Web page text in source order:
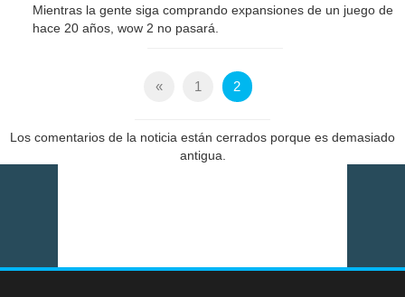
Mientras la gente siga comprando expansiones de un juego de
hace 20 años, wow 2 no pasará.
« 1 2
Los comentarios de la noticia están cerrados porque es demasiado
antigua.